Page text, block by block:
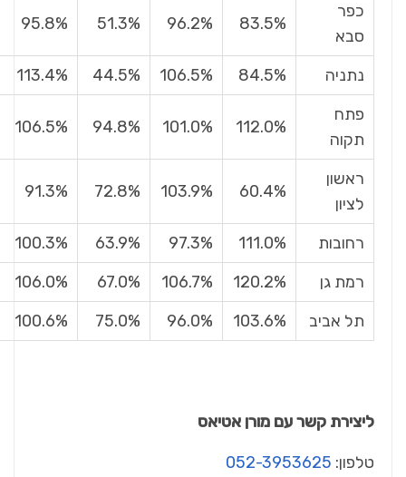
כפר
סבא
83.5%
96.2%
51.3%
95.8%
נתניה 84.5%
106.5%
44.5%
113.4%
פתח
תקוה
112.0%
101.0%
94.8%
106.5%
ראשון
לציון
60.4%
103.9%
72.8%
91.3%
רחובות 111.0%
97.3%
63.9%
100.3%
רמת גן
120.2%
106.7%
67.0%
106.0%
תל אביב
103.6%
96.0%
75.0%
100.6%
ליצירת קשר עם מורן אטיאס
טלפון: